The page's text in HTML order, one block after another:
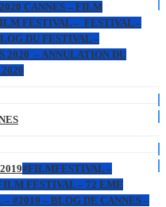
CANNES – FILM
FESTIVAL – FESTIVAL –
DU FESTIVAL –
2020 – ANNULATION DU
#FILMFESTIVAL –
FESTIVAL – 72 EME
– #2019 – BLOG DE CANNES –